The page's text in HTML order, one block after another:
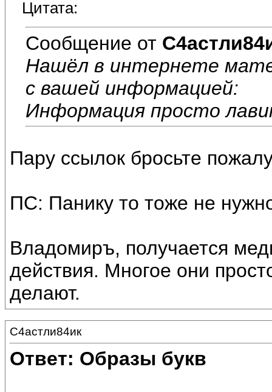
Цитата:
Сообщение от
Нашёл в интернете
с вашей информацией:
Информация просто
Пару ссылок бросьте
ПС: Панику то тоже не
Владомиръ, получается
действия. Многое они
делают.
С4астли84ик
Ответ: Образы букв